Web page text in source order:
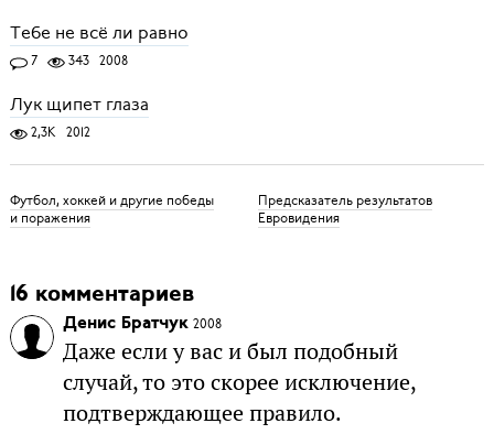
Тебе не всё ли равно
7 343 2008
Лук щипет глаза
2,3K 2012
Футбол, хоккей и другие победы
и поражения
Предсказатель результатов
Евровидения
16 комментариев
Денис Братчук 2008
Даже если у вас и был подобный
случай, то это скорее исключение,
подтверждающее правило.